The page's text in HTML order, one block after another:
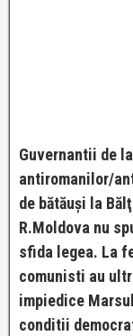
Guvernantii de
antiromanilor/
de bătăuşi la
R.Moldova nu
sfida legea. La
comunisti au
impiedice
conditii